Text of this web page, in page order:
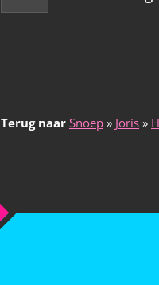
Terug naar Snoep » Joris »